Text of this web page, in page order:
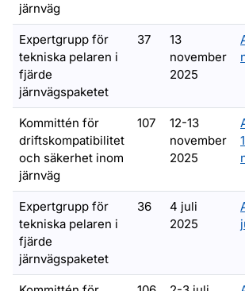
järnväg
Expertgrupp för
tekniska pelaren i
fjärde
järnvägspaketet
37
13
november
2025
Kommittén för
driftskompatibilitet
och säkerhet inom
järnväg
107
12-13
november
2025
Expertgrupp för
tekniska pelaren i
fjärde
järnvägspaketet
36
4 juli
2025